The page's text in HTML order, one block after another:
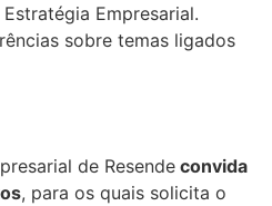
Empresarial.
sobre temas ligados
de Resende convida
, para os quais solicita o